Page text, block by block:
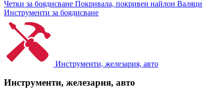
Четки за боядисване Покривала, покривен найлон Валяци
Инструменти за боядисване
Инструменти, железария, авто
Инструменти, железария, авто